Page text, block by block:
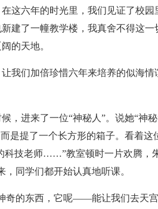
这六年的时光里，我们见证了校
建了一幢教学楼，我真舍不得这一
的天地。
我们加倍珍惜六年来培养的似海情
，进来了一位“神秘人”。说她“神
是提了一个长方形的箱子。看着这
科技老师……”教室顿时一片欢腾，
同学们都开始认真地听课。
奇的东西，它呢——能让我们去天